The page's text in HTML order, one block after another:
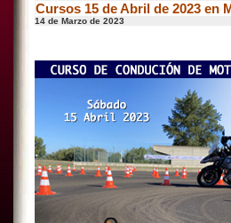
Cursos 15 de Abril de 2023 en
14 de Marzo de 2023